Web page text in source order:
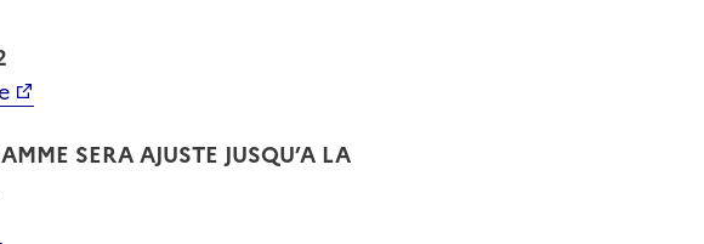
SERA AJUSTE JUSQU’A LA